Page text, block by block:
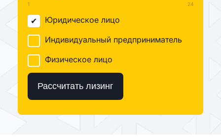
1 24
Юридическое лицо
Индивидуальный предприниматель
Физическое лицо
Рассчитать лизинг